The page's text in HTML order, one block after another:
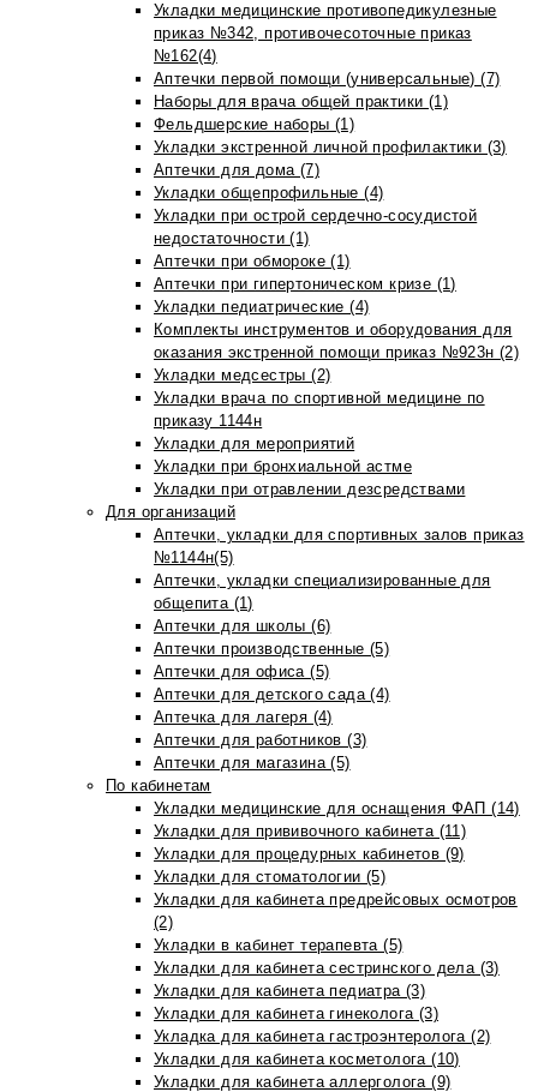
Укладки медицинские противопедикулезные
приказ №342, противочесоточные приказ
№162(4)
Аптечки первой помощи (универсальные) (7)
Наборы для врача общей практики (1)
Фельдшерские наборы (1)
Укладки экстренной личной профилактики (3)
Аптечки для дома (7)
Укладки общепрофильные (4)
Укладки при острой сердечно-сосудистой
недостаточности (1)
Аптечки при обмороке (1)
Аптечки при гипертоническом кризе (1)
Укладки педиатрические (4)
Комплекты инструментов и оборудования для
оказания экстренной помощи приказ №923н (2)
Укладки медсестры (2)
Укладки врача по спортивной медицине по
приказу 1144н
Укладки для мероприятий
Укладки при бронхиальной астме
Укладки при отравлении дезсредствами
Для организаций
Аптечки, укладки для спортивных залов приказ
№1144н(5)
Аптечки, укладки специализированные для
общепита (1)
Аптечки для школы (6)
Аптечки производственные (5)
Аптечки для офиса (5)
Аптечки для детского сада (4)
Аптечка для лагеря (4)
Аптечки для работников (3)
Аптечки для магазина (5)
По кабинетам
Укладки медицинские для оснащения ФАП (14)
Укладки для прививочного кабинета (11)
Укладки для процедурных кабинетов (9)
Укладки для стоматологии (5)
Укладки для кабинета предрейсовых осмотров
(2)
Укладки в кабинет терапевта (5)
Укладки для кабинета сестринского дела (3)
Укладки для кабинета педиатра (3)
Укладки для кабинета гинеколога (3)
Укладка для кабинета гастроэнтеролога (2)
Укладки для кабинета косметолога (10)
Укладки для кабинета аллерголога (9)